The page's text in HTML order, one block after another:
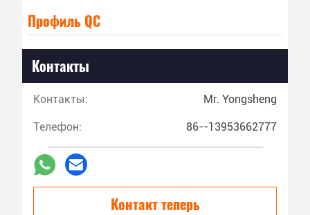
Профиль QC
Контакты
Контакты: Mr. Yongsheng
Телефон: 86--13953662777
Контакт теперь